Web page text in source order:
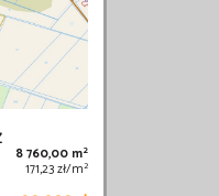
8 760,00 m2
171,23 zł/m2